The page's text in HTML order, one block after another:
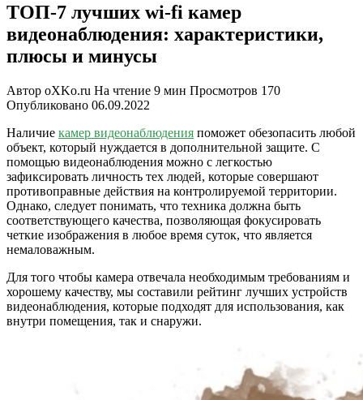
ТОП-7 лучших wi-fi камер
видеонаблюдения: характеристики,
плюсы и минусы
Автор oXKo.ru На чтение 9 мин Просмотров 170
Опубликовано 06.09.2022
Наличие камер видеонаблюдения поможет обезопасить любой
объект, который нуждается в дополнительной защите. С
помощью видеонаблюдения можно с легкостью
зафиксировать личность тех людей, которые совершают
противоправные действия на контролируемой территории.
Однако, следует понимать, что техника должна быть
соответствующего качества, позволяющая фокусировать
четкие изображения в любое время суток, что является
немаловажным.
Для того чтобы камера отвечала необходимым требованиям и
хорошему качеству, мы составили рейтинг лучших устройств
видеонаблюдения, которые подходят для использования, как
внутри помещения, так и снаружи.